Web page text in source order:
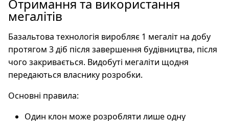
Отримання та використання
мегалітів
Базальтова технологія виробляє 1 мегаліт на добу
протягом 3 діб після завершення будівництва, після
чого закривається. Видобуті мегаліти щодня
передаються власнику розробки.
Основні правила:
Один клон може розробляти лише одну